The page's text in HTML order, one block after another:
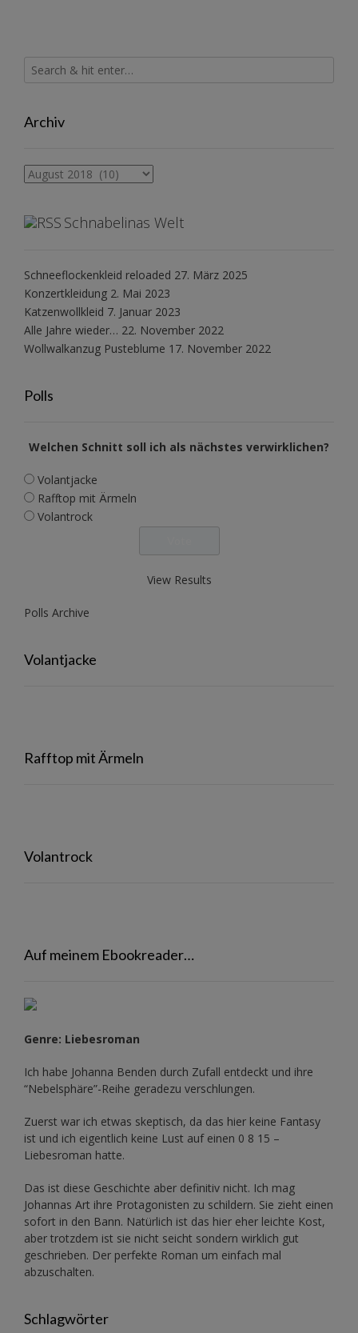
Archiv
Archiv
Schnabelinas Welt
Schneeflockenkleid reloaded 27. März 2025
Konzertkleidung 2. Mai 2023
Katzenwollkleid 7. Januar 2023
Alle Jahre wieder… 22. November 2022
Wollwalkanzug Pusteblume 17. November 2022
Polls
Welchen Schnitt soll ich als nächstes verwirklichen?
Volantjacke
Rafftop mit Ärmeln
Volantrock
View Results
Polls Archive
Volantjacke
Rafftop mit Ärmeln
Volantrock
Auf meinem Ebookreader…
Genre: Liebesroman
Ich habe Johanna Benden durch Zufall entdeckt und ihre
“Nebelsphäre”-Reihe geradezu verschlungen.
Zuerst war ich etwas skeptisch, da das hier keine Fantasy
ist und ich eigentlich keine Lust auf einen 0 8 15 –
Liebesroman hatte.
Das ist diese Geschichte aber definitiv nicht. Ich mag
Johannas Art ihre Protagonisten zu schildern. Sie zieht einen
sofort in den Bann. Natürlich ist das hier eher leichte Kost,
aber trotzdem ist sie nicht seicht sondern wirklich gut
geschrieben. Der perfekte Roman um einfach mal
abzuschalten.
Schlagwörter